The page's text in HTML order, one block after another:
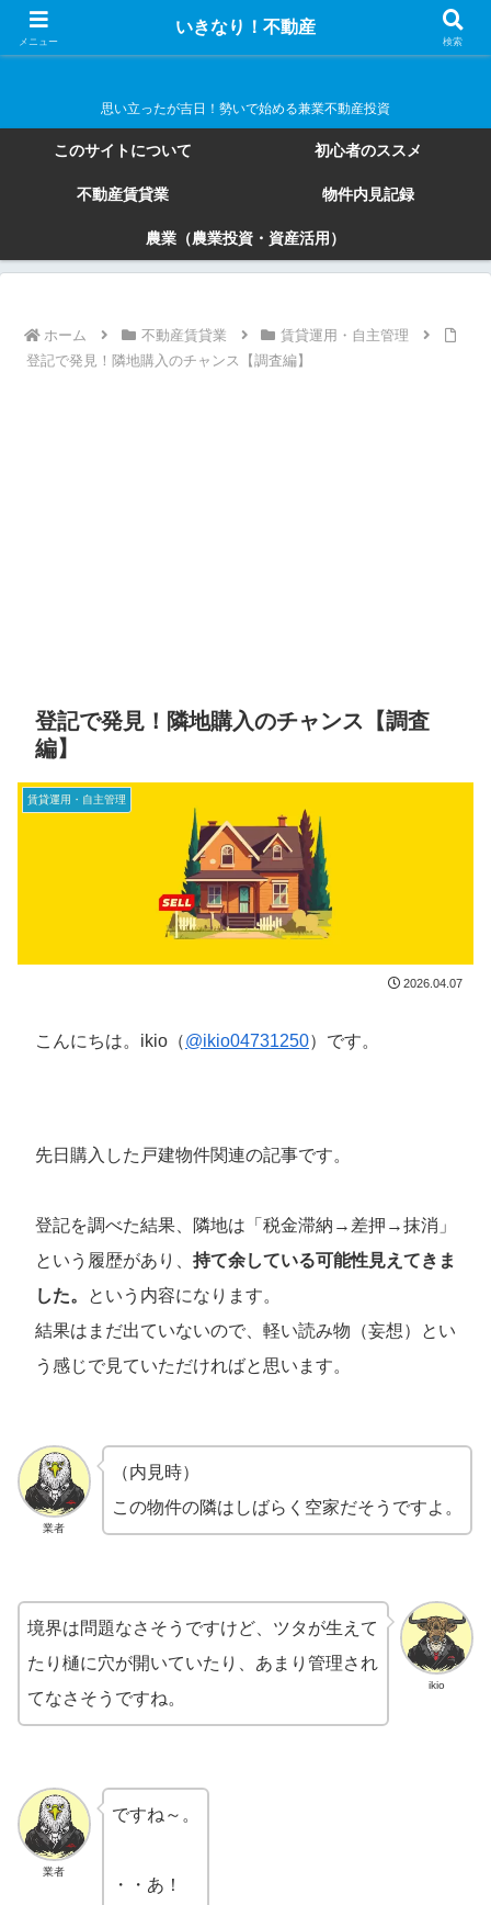
いきなり！不動産
思い立ったが吉日！勢いで始める兼業不動産投資
このサイトについて 初心者のススメ
不動産賃貸業 物件内見記録
農業（農業投資・資産活用）
ホーム 不動産賃貸業
賃貸運用・自主管理
登記で発見！隣地購入のチャンス【調査編】
登記で発見！隣地購入のチャンス【調査
編】
賃貸運用・自主管理
2026.04.07
こんにちは。ikio（@ikio04731250）です。
先日購入した戸建物件関連の記事です。
登記を調べた結果、隣地は「税金滞納→差押→抹消」
という履歴があり、 持て余している可能性見えてきま
した。
という内容になります。
結果はまだ出ていないので、軽い読み物（妄想）とい
う感じで見ていただければと思います。
業者
（内見時）
この物件の隣はしばらく空家だそうですよ。
ikio
境界は問題なさそうですけど、ツタが生えて
たり樋に穴が開いていたり、あまり管理され
てなさそうですね。
業者
ですね～。
・・あ！
メニュー
いきなり！不動産
検索